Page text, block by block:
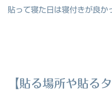
貼って寝た日は寝付きが良か
【貼る場所や貼る